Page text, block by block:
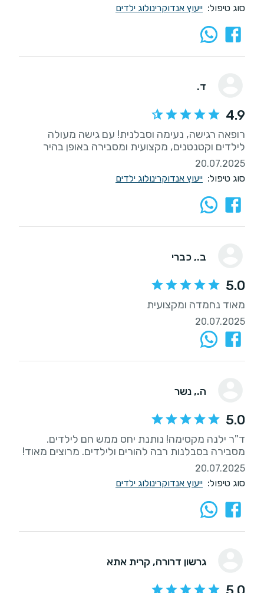
סוג טיפול: ייעוץ אנדוקרינולוג ילדים
ד.
4.9
רופאה רגישה, נעימה וסבלנית! עם גישה מעולה
לילדים וקטנטנים, מקצועית ומסבירה באופן בהיר
20.07.2025
סוג טיפול: ייעוץ אנדוקרינולוג ילדים
ב., כברי
5.0
מאוד נחמדה ומקצועית
20.07.2025
ה., נשר
5.0
ד"ר ילנה מקסימה! נותנת יחס ממש חם לילדים.
מסבירה בסבלנות רבה להורים ולילדים. מרוצים מאוד!
20.07.2025
סוג טיפול: ייעוץ אנדוקרינולוג ילדים
גרשון דרורה, קרית אתא